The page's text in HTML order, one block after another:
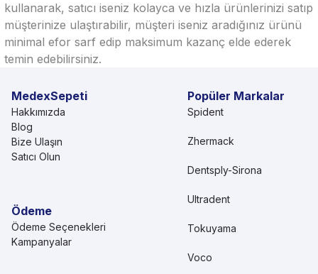
kullanarak, satıcı iseniz kolayca ve hızla ürünlerinizi satıp
müşterinize ulaştırabilir, müşteri iseniz aradığınız ürünü
minimal efor sarf edip maksimum kazanç elde ederek
temin edebilirsiniz.
MedexSepeti
Hakkımızda
Blog
Bize Ulaşın
Satıcı Olun
Ödeme
Ödeme Seçenekleri
Kampanyalar
Popüler Markalar
Spident
Zhermack
Dentsply-Sirona
Ultradent
Tokuyama
Voco